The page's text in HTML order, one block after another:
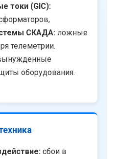
токи (GIC):
СКАДА: ложные
телеметрии.
оборудования.
сбои в